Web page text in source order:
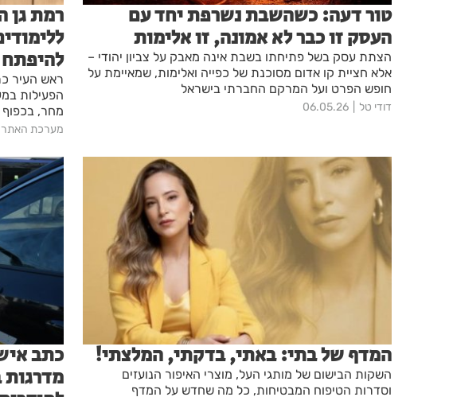
טור דעה: כשהשבת נשרפת יחד עם
העסק זו כבר לא אמונה, זו אלימות
הצתת עסק בשל פתיחתו בשבת אינה מאבק על צביון יהודי –
אלא חציית קו אדום מסוכנת של כפייה ואלימות, שמאיימת על
חופש הפרט ועל המרקם החברתי בישראל
דודי טל 06.05.26
רמת גן
להיפתח
ראש העיר
הפעילות
מחר,
להנחיות
מערכת האתר
המדף של בתי: באתי, בדקתי, המלצתי!
השקות הבישום של מותגי העל, מוצרי האיפור הנועזים
וסדרות הטיפוח המבטיחות, כל מה שחדש על המדף
כתב